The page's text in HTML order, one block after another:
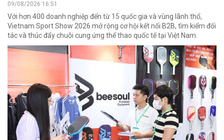
09/08/2026 16:51
Với hơn 400 doanh nghiệp đến từ 15 quốc gia và vùng lãnh thổ,
Vietnam Sport Show 2026 mở rộng cơ hội kết nối B2B, tìm kiếm đối
tác và thúc đẩy chuỗi cung ứng thể thao quốc tế tại Việt Nam.